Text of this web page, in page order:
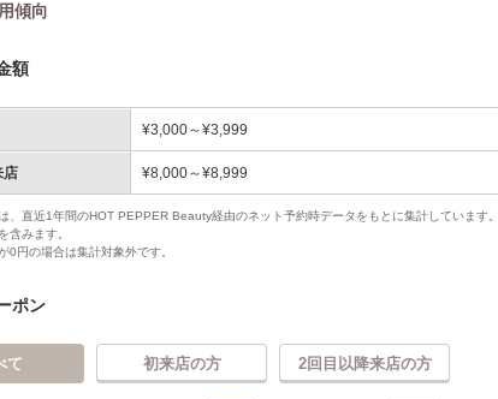
傾向
額
¥3,000～¥3,999
店 ¥8,000～¥8,999
、直近1年間のHOT PEPPER Beauty経由のネット予約時データをもとに集計しています。
含みます。
0円の場合は集計対象外です。
ポン
て 初来店の方 2回目以降来店の方